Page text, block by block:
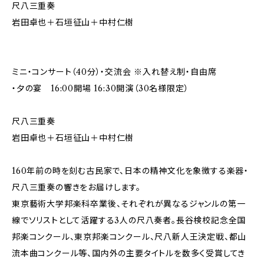
尺八三重奏
岩田卓也＋石垣征山＋中村仁樹
ミニ・コンサート（40分）・交流会 ※入れ替え制・自由席
・夕の宴 16:00開場 16:30開演（30名様限定）
尺八三重奏
岩田卓也＋石垣征山＋中村仁樹
160年前の時を刻む古民家で、日本の精神文化を象徴する楽器・
尺八三重奏の響きをお届けします。
東京藝術大学邦楽科卒業後、それぞれが異なるジャンルの第一
線でソリストとして活躍する3人の尺八奏者。長谷検校記念全国
邦楽コンクール、東京邦楽コンクール、尺八新人王決定戦、都山
流本曲コンクール等、国内外の主要タイトルを数多く受賞してき